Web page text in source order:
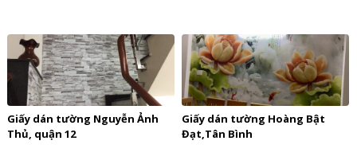
Giấy dán tường Nguyễn Ảnh
Thủ, quận 12
Giấy dán tường Hoàng Bật
Đạt,Tân Bình